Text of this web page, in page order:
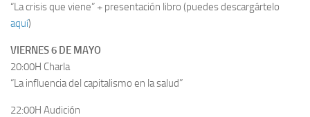
“La crisis que viene” + presentación libro (puedes descargártelo
aquí)
VIERNES 6 DE MAYO
20:00H Charla
“La influencia del capitalismo en la salud”
22:00H Audición